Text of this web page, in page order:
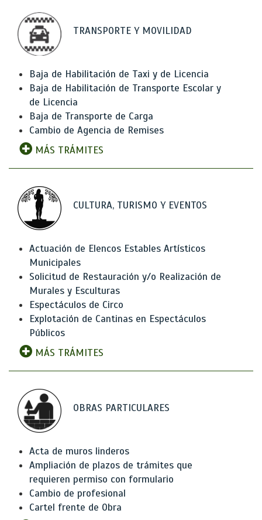
TRANSPORTE Y MOVILIDAD
Baja de Habilitación de Taxi y de Licencia
Baja de Habilitación de Transporte Escolar y
de Licencia
Baja de Transporte de Carga
Cambio de Agencia de Remises
MÁS TRÁMITES
CULTURA, TURISMO Y EVENTOS
Actuación de Elencos Estables Artísticos
Municipales
Solicitud de Restauración y/o Realización de
Murales y Esculturas
Espectáculos de Circo
Explotación de Cantinas en Espectáculos
Públicos
MÁS TRÁMITES
OBRAS PARTICULARES
Acta de muros linderos
Ampliación de plazos de trámites que
requieren permiso con formulario
Cambio de profesional
Cartel frente de Obra